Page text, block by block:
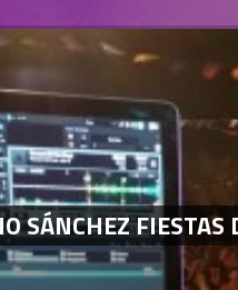
SÁNCHEZ FIESTAS